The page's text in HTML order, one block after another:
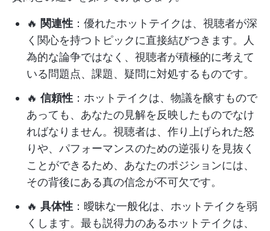
🔥 関連性 ：優れたホットテイクは、視聴者が深
く関心を持つトピックに直接結びつきます。人
為的な論争ではなく、視聴者が積極的に考えて
いる問題点、課題、疑問に対処するものです。
🔥 信頼性 ：ホットテイクは、物議を醸すもので
あっても、あなたの見解を反映したものでなけ
ればなりません。視聴者は、作り上げられた怒
りや、パフォーマンスのための逆張りを見抜く
ことができるため、あなたのポジションには、
その背後にある真の信念が不可欠です。
🔥 具体性 ：曖昧な一般化は、ホットテイクを弱
くします。最も説得力のあるホットテイクは、